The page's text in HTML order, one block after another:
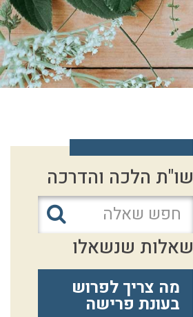
שו"ת הלכה והדרכה
שאלות שנשאלו
מה צריך לפרוש
בעונת פרישה